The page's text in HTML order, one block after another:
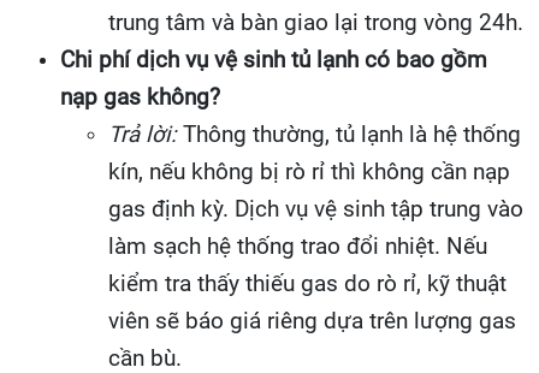
trung tâm và bàn giao lại trong vòng 24h.
Chi phí dịch vụ vệ sinh tủ lạnh có bao gồm
nạp gas không?
Trả lời:Thông thường, tủ lạnh là hệ thống
kín, nếu không bị rò rỉ thì không cần nạp
gas định kỳ. Dịch vụ vệ sinh tập trung vào
làm sạch hệ thống trao đổi nhiệt. Nếu
kiểm tra thấy thiếu gas do rò rỉ, kỹ thuật
viên sẽ báo giá riêng dựa trên lượng gas
cần bù.